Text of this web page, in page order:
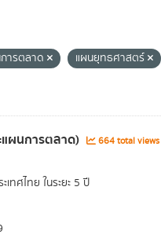
ารตลาด
แผนยุทธศาสตร์
ผนการตลาด) 664 total views
ทศไทย ในระยะ 5 ปี